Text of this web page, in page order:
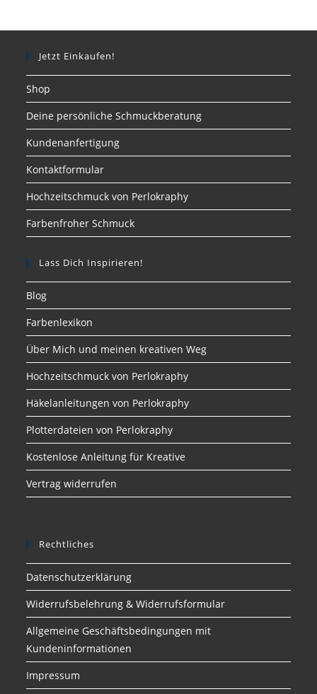
Jetzt Einkaufen!
Shop
Deine persönliche Schmuckberatung
Kundenanfertigung
Kontaktformular
Hochzeitschmuck von Perlokraphy
Farbenfroher Schmuck
Lass Dich Inspirieren!
Blog
Farbenlexikon
Über Mich und meinen kreativen Weg
Hochzeitschmuck von Perlokraphy
Häkelanleitungen von Perlokraphy
Plotterdateien von Perlokraphy
Kostenlose Anleitung für Kreative
Vertrag widerrufen
Rechtliches
Datenschutzerklärung
Widerrufsbelehrung & Widerrufsformular
Allgemeine Geschäftsbedingungen mit
Kundeninformationen
Impressum